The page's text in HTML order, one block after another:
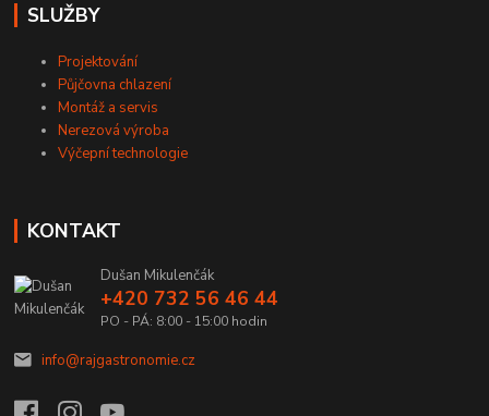
SLUŽBY
Projektování
Půjčovna chlazení
Montáž a servis
Nerezová výroba
Výčepní technologie
KONTAKT
Dušan Mikulenčák
+420 732 56 46 44
PO - PÁ: 8:00 - 15:00 hodin
info@rajgastronomie.cz